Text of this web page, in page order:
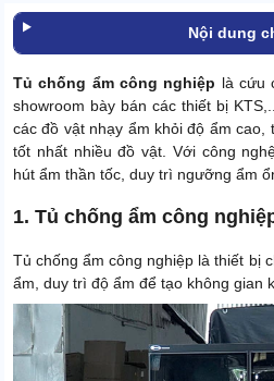
Nội dung
Tủ chống ẩm công nghiệp là cứu
showroom bày bán các thiết bị
các đồ vật nhạy ẩm khỏi độ ẩm
tốt nhất nhiều đồ vật. Với công
hút ẩm thần tốc, duy trì ngưỡng ẩm
1. Tủ chống ẩm công
Tủ chống ẩm công nghiệp là thiết bị
ẩm, duy trì độ ẩm để tạo không gian